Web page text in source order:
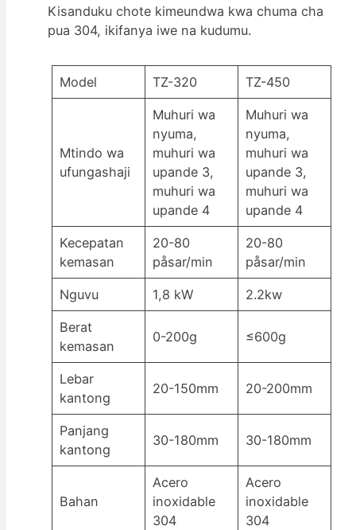
Kisanduku chote kimeundwa kwa chuma cha
pua 304, ikifanya iwe na kudumu.
Model TZ-320 TZ-450
Mtindo wa
ufungashaji
Muhuri wa
nyuma,
muhuri wa
upande 3,
muhuri wa
upande 4
Muhuri wa
nyuma,
muhuri wa
upande 3,
muhuri wa
upande 4
Kecepatan
kemasan
20-80
påsar/min
20-80
påsar/min
Nguvu 1,8 kW 2.2kw
Berat
kemasan
0-200g ≤600g
Lebar
kantong
20-150mm 20-200mm
Panjang
kantong
30-180mm 30-180mm
Bahan
Acero
inoxidable
304
Acero
inoxidable
304